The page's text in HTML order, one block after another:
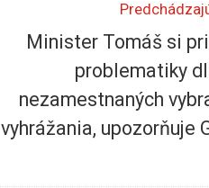
Minister Tomáš si
problematiky
nezamestnaných
vyhrážania, upozorňuje